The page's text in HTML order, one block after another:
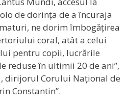
de dorința de a încuraja
ne dorim îmbogățirea
coral, atât a celui
pentru copii, lucrările
reduse în ultimii 20 de ani”,
dirijorul Corului Național de
Constantin”.